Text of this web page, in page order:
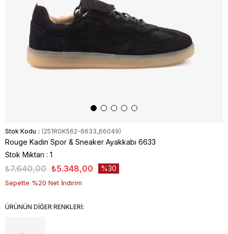
Stok Kodu (251RGK562-6633_66049)
Rouge Kadın Spor & Sneaker Ayakkabı 6633
Stok Miktarı : 1
₺7.640,00 ₺5.348,00 30
Sepette %20 Net İndirim
ÜRÜNÜN DİĞER RENKLERİ: